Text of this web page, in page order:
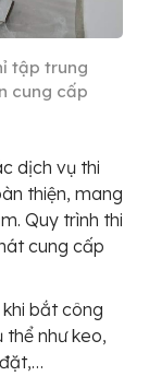
tập trung
cung cấp
dịch vụ thi
thiện, mang
Quy trình thi
cung cấp
bắt công
như keo,